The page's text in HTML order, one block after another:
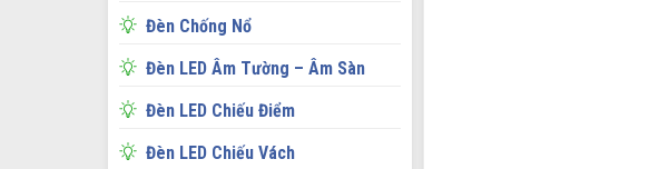
Đèn Chống Nổ
Đèn LED Âm Tường – Âm Sàn
Đèn LED Chiếu Điểm
Đèn LED Chiếu Vách